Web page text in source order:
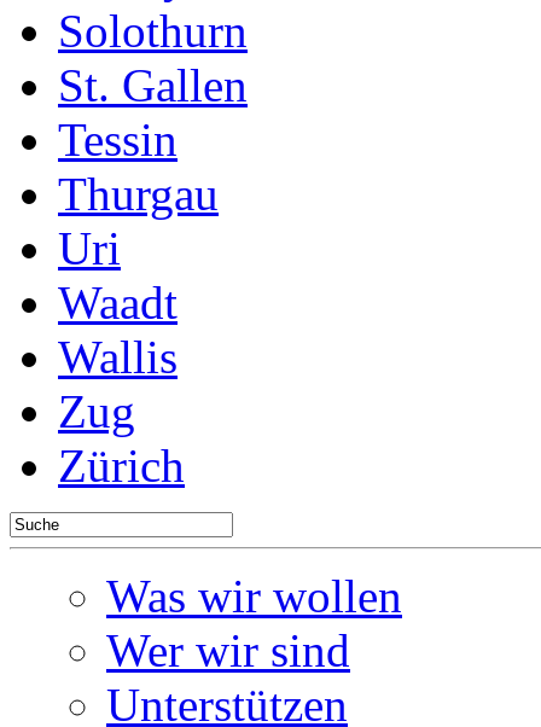
Solothurn
St. Gallen
Tessin
Thurgau
Uri
Waadt
Wallis
Zug
Zürich
Was wir wollen
Wer wir sind
Unterstützen